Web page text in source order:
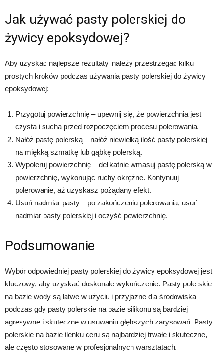
Jak używać pasty polerskiej do
żywicy epoksydowej?
Aby uzyskać najlepsze rezultaty, należy przestrzegać kilku
prostych kroków podczas używania pasty polerskiej do żywicy
epoksydowej:
Przygotuj powierzchnię – upewnij się, że powierzchnia jest
czysta i sucha przed rozpoczęciem procesu polerowania.
Nałóż pastę polerską – nałóż niewielką ilość pasty polerskiej
na miękką szmatkę lub gąbkę polerską.
Wypoleruj powierzchnię – delikatnie wmasuj pastę polerską w
powierzchnię, wykonując ruchy okrężne. Kontynuuj
polerowanie, aż uzyskasz pożądany efekt.
Usuń nadmiar pasty – po zakończeniu polerowania, usuń
nadmiar pasty polerskiej i oczyść powierzchnię.
Podsumowanie
Wybór odpowiedniej pasty polerskiej do żywicy epoksydowej jest
kluczowy, aby uzyskać doskonałe wykończenie. Pasty polerskie
na bazie wody są łatwe w użyciu i przyjazne dla środowiska,
podczas gdy pasty polerskie na bazie silikonu są bardziej
agresywne i skuteczne w usuwaniu głębszych zarysowań. Pasty
polerskie na bazie tlenku ceru są najbardziej trwałe i skuteczne,
ale często stosowane w profesjonalnych warsztatach.